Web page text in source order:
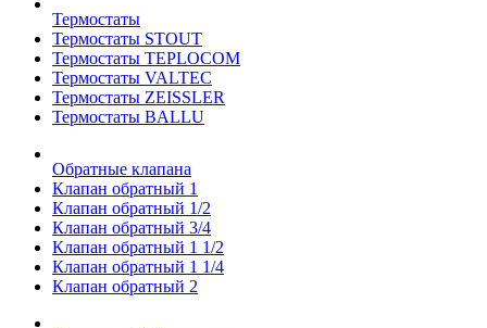
Термостаты
Термостаты STOUT
Термостаты TEPLOCOM
Термостаты VALTEC
Термостаты ZEISSLER
Термостаты BALLU
Обратные клапана
Клапан обратный 1
Клапан обратный 1/2
Клапан обратный 3/4
Клапан обратный 1 1/2
Клапан обратный 1 1/4
Клапан обратный 2